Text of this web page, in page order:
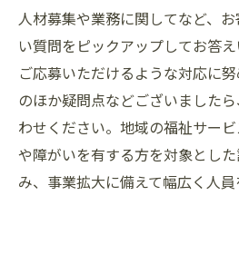
人材募集や業務に関してなど、
い質問をピックアップしてお答
ご応募いただけるような対応に
のほか疑問点などございました
わせください。地域の福祉サー
や障がいを有する方を対象とし
み、事業拡大に備えて幅広く人員